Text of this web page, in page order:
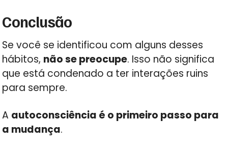
Conclusão
Se você se identificou com alguns desses
hábitos, não se preocupe. Isso não significa
que está condenado a ter interações ruins
para sempre.
A autoconsciência é o primeiro passo para
a mudança.